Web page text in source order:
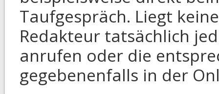
Taufgespräch. Liegt
Redakteur tatsächlich
anrufen oder die
gegebenenfalls in der